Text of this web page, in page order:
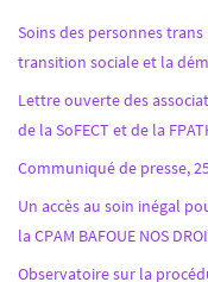
Soins des personnes
transition sociale et la
Lettre ouverte des
de la SoFECT et de la
Communiqué de presse,
Un accès au soin inégal
la CPAM BAFOUE NOS
Observatoire sur la